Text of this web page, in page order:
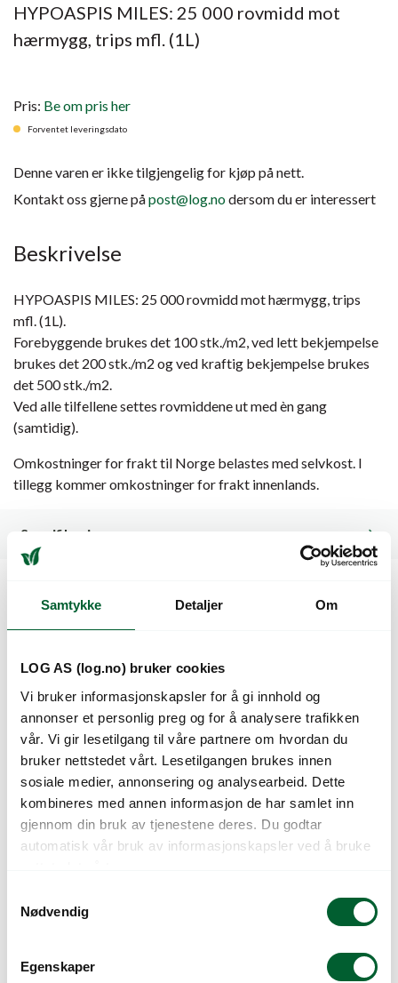
Samtykke Detaljer Om
LOG AS (log.no) bruker cookies
Vi bruker informasjonskapsler for å gi innhold og
annonser et personlig preg og for å analysere trafikken
vår. Vi gir lesetilgang til våre partnere om hvordan du
bruker nettstedet vårt. Lesetilgangen brukes innen
sosiale medier, annonsering og analysearbeid. Dette
kombineres med annen informasjon de har samlet inn
gjennom din bruk av tjenestene deres. Du godtar
automatisk vår bruk av informasjonskapsler ved å bruke
Nødvendig
Egenskaper
HYPOASPIS MILES: 25 000 rovmidd mot
hærmygg, trips mfl. (1L)
Pris: Be om pris her
Forventet leveringsdato
Denne varen er ikke tilgjengelig for kjøp på nett.
Kontakt oss gjerne påpost@log.nodersom du er interessert
Beskrivelse
HYPOASPIS MILES: 25 000 rovmidd mot hærmygg, trips
mfl. (1L).
Forebyggende brukes det 100 stk./m2, ved lett bekjempelse
brukes det 200 stk./m2 og ved kraftig bekjempelse brukes
det 500 stk./m2.
Ved alle tilfellene settes rovmiddene ut med èn gang
(samtidig).
Omkostninger for frakt til Norge belastes med selvkost. I
tillegg kommer omkostninger for frakt innenlands.
Spesifikasjoner
Kunder så også på
ENTONEM/50 MILL.
ENTONEM/500 MILL.